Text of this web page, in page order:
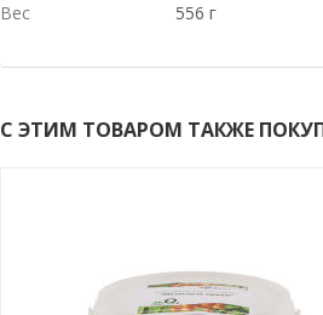
Вес
556 г
С ЭТИМ ТОВАРОМ ТАКЖЕ